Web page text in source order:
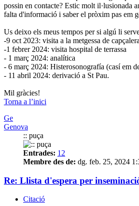
possin en contacte? Estic molt il·lusionada
falta d'informació i saber el pròxim pas em
Us deixo els meus tempos per si algú li
-9 oct 2023: visita a la metgessa de
-1 febrer 2024: visita hospital de terrassa
- 1 març 2024: analítica
- 6 març 2024: Histerosonografía (casí em
- 11 abril 2024: derivació a St Pau.
Mil gràcies!
Torna a l’inici
Ge
Genova
:: puça
Entrades: 12
Membre des de: dg. feb. 25, 2024
Re: Llista d'espera per
Citació